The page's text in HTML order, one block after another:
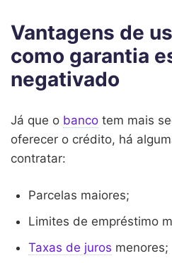
Vantagens de
como garantia
negativado
Já que o banco tem mais
oferecer o crédito, há
contratar:
Parcelas maiores;
Limites de empréstimo
Taxas de juros menores;